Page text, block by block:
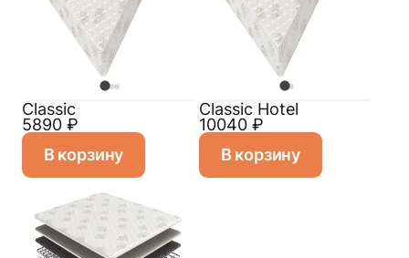
Classic
5890 ₽
В корзину
Classic Hotel
10040 ₽
В корзину